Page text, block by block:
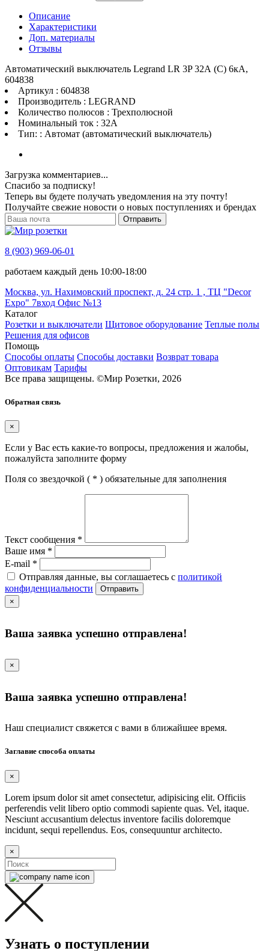
Описание
Характеристики
Доп. материалы
Отзывы
Автоматический выключатель Legrand LR 3P 32А (C) 6кА,
604838
Артикул : 604838
Производитель : LEGRAND
Количество полюсов : Трехполюсной
Номинальный ток : 32A
Тип: : Автомат (автоматический выключатель)
Загрузка комментариев...
Спасибо за подписку!
Теперь вы будете получать уведомления на эту почту!
Получайте свежие новости о новых поступлениях и брендах
Отправить
8 (903) 969-06-01
работаем каждый день 10:00-18:00
Москва, ул. Нахимовский проспект, д. 24 стр. 1 , ТЦ "Decor
Expo" 7вход Офис №13
Каталог
Розетки и выключатели Щитовое оборудование Теплые полы
Решения для офисов
Помощь
Способы оплаты Способы доставки Возврат товара
Оптовикам Тарифы
Все права защищены. ©Мир Розетки, 2026
Обратная связь
×
Если у Вас есть какие-то вопросы, предложения и жалобы,
пожалуйста заполните форму
Поля со звездочкой ( * ) обязательные для заполнения
Текст сообщения *
Ваше имя *
E-mail *
Отправляя данные, вы соглашаетесь с политикой
конфиденциальности
Отправить
×
Ваша заявка успешно отправлена!
×
Ваша заявка успешно отправлена!
Наш специалист свяжется с вами в ближайшее время.
Заглавие способа оплаты
×
Lorem ipsum dolor sit amet consectetur, adipisicing elit. Officiis
perferendis velit libero optio commodi sapiente quas. Vel, itaque.
Nesciunt accusantium delectus inventore facilis doloremque
incidunt, sequi repellendus. Eos, consequuntur architecto.
×
Узнать о поступлении